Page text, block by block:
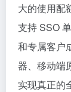
大的使用配
支持 SSO
和专属客户
器、移动端
实现真正的